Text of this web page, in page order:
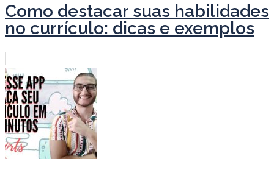
Como destacar suas habilidades
no currículo: dicas e exemplos